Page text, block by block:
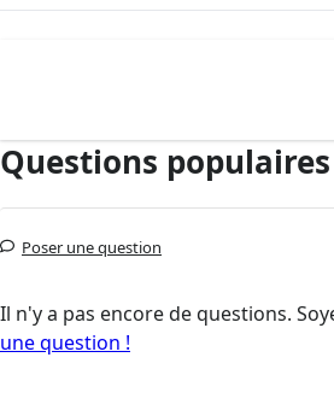
Questions
Poser une question
Il n'y a pas encore de questions.
une question !